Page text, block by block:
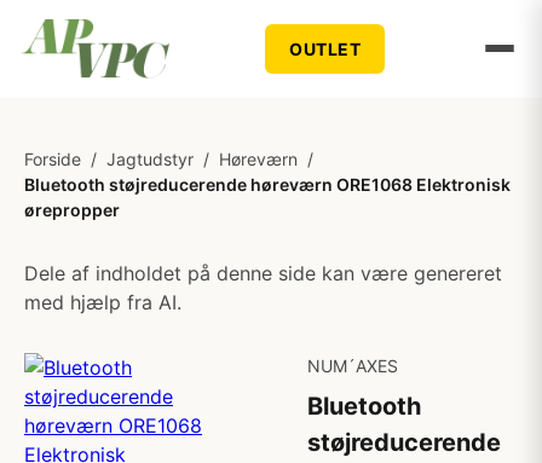
OUTLET
Forside / Jagtudstyr / Høreværn /
Bluetooth støjreducerende høreværn ORE1068 Elektronisk
ørepropper
Dele af indholdet på denne side kan være genereret
med hjælp fra AI.
NUM´AXES
Bluetooth
støjreducerende